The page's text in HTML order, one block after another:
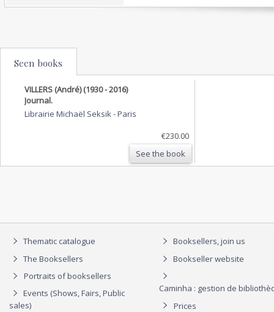
Seen books
VILLERS (André) (1930 - 2016)
Journal.
Librairie Michaël Seksik -Paris
€230.00
See the book
Thematic catalogue
The Booksellers
Portraits of booksellers
Events (Shows, Fairs, Public
sales)
Booksellers, join us
Bookseller website
Caminha : gestion de
Prices